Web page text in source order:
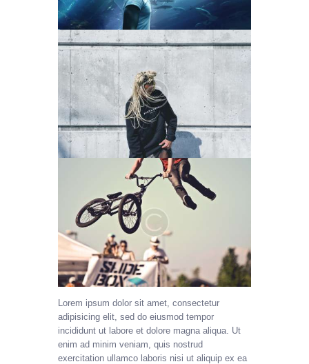
Lorem ipsum dolor sit amet, consectetur
adipisicing elit, sed do eiusmod tempor
incididunt ut labore et dolore magna aliqua. Ut
enim ad minim veniam, quis nostrud
exercitation ullamco laboris nisi ut aliquip ex ea